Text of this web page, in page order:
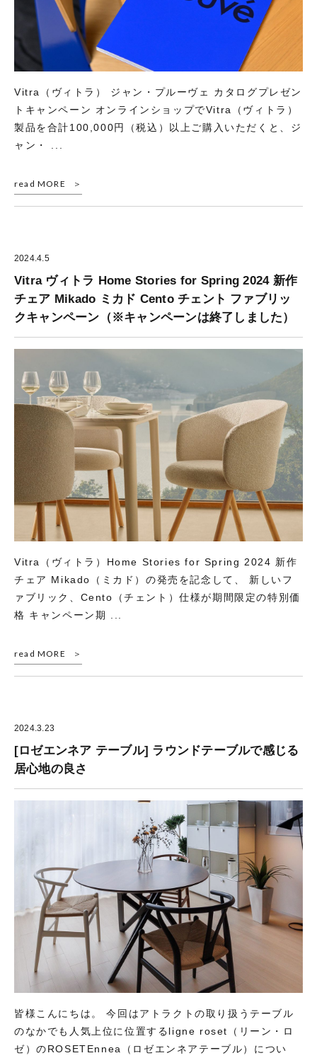
Vitra（ヴィトラ） ジャン・プルーヴェ カタログプレゼン
トキャンペーン オンラインショップでVitra（ヴィトラ）
製品を合計100,000円（税込）以上ご購入いただくと、ジ
ャン・ ...
read MORE
2024.4.5
Vitra ヴィトラ Home Stories for Spring 2024 新作
チェア Mikado ミカド Cento チェント ファブリッ
クキャンペーン（※キャンペーンは終了しました）
Vitra（ヴィトラ）Home Stories for Spring 2024 新作
チェア Mikado（ミカド）の発売を記念して、 新しいフ
ァブリック、Cento（チェント）仕様が期間限定の特別価
格 キャンペーン期 ...
read MORE
2024.3.23
[ロゼエンネア テーブル] ラウンドテーブルで感じる
居心地の良さ
皆様こんにちは。 今回はアトラクトの取り扱うテーブル
のなかでも人気上位に位置するligne roset（リーン・ロ
ゼ）のROSETEnnea（ロゼエンネアテーブル）につい